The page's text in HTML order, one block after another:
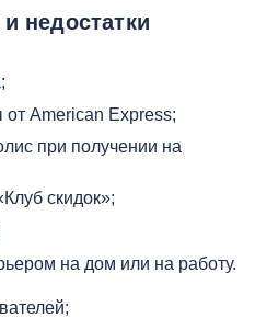
недостатки
American Express;
при получении на
скидок»;
на дом или на работу.